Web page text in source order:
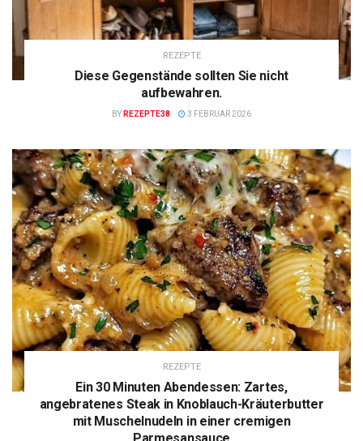
REZEPTE
Diese Gegenstände sollten Sie nicht
aufbewahren.
BY REZEPTE38 3 FEBRUAR 2026
REZEPTE
Ein 30 Minuten Abendessen: Zartes,
angebratenes Steak in Knoblauch-Kräuterbutter
mit Muschelnudeln in einer cremigen
Parmesansauce